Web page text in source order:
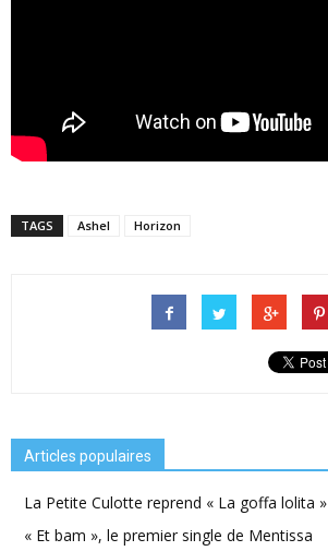
TAGS Ashel Horizon
Articles populaires
La Petite Culotte reprend « La goffa lolita »
« Et bam », le premier single de Mentissa